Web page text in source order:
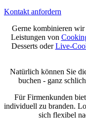
Kontakt anfordern
Gerne kombinieren wir
Leistungen von
Desserts oderLive-
Natürlich können Sie
buchen - ganz
Für Firmenkunden
individuell zu branden.
sich flexibel